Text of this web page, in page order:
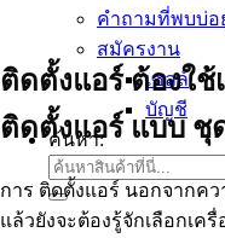
คำถามที่พบบ่อ
สมัครงาน
เซลล์
บัญชี
ค้นหา:
ติดตั้งแอร์ ต้องใช้
ติดตั้งแอร์ แบบ ชุ
การ ติดตั้งแอร์ นอกจากค
แล้วยังจะต้องรู้จักเลือกเค